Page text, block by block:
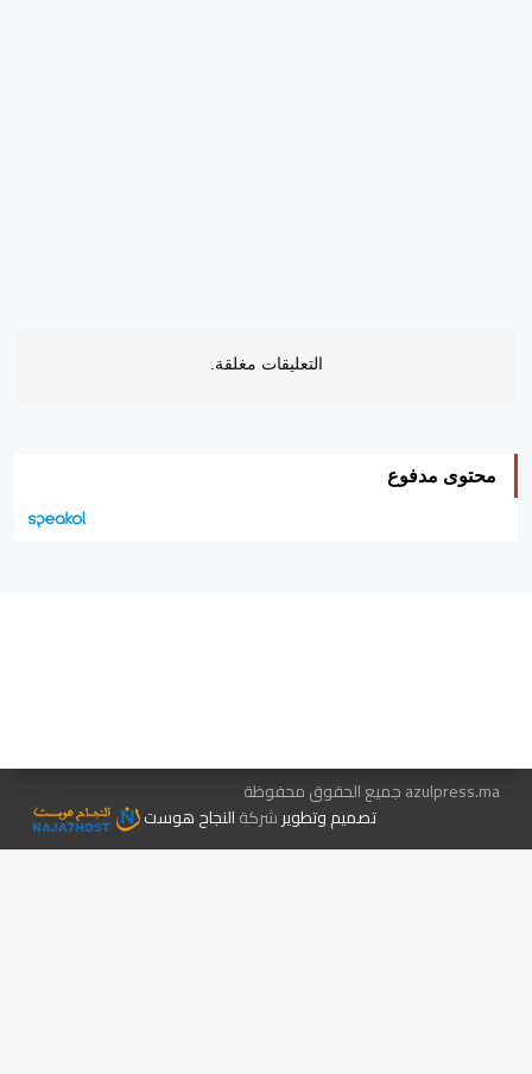
التعليقات مغلقة.
محتوى مدفوع
azulpress.ma جميع الحقوق محفوظة
تصميم وتطويرشركةالنجاح هوست